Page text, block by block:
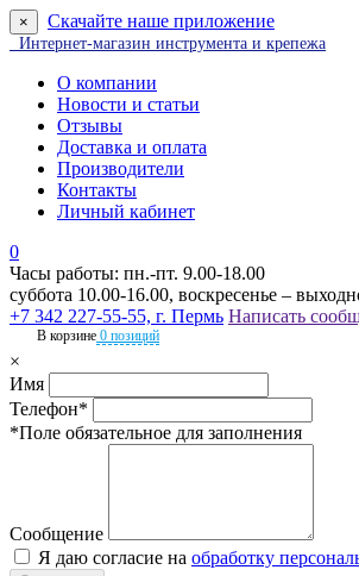
× Скачайте наше приложение
Интернет-магазин инструмента и крепежа
О компании
Новости и статьи
Отзывы
Доставка и оплата
Производители
Контакты
Личный кабинет
0
Часы работы: пн.-пт. 9.00-18.00
суббота 10.00-16.00, воскресенье –
+7 342 227-55-55, г. Пермь Написать
В корзине 0 позиций
×
Имя
Телефон*
*Поле обязательное для заполнения
Сообщение
Я даю согласие на обработку